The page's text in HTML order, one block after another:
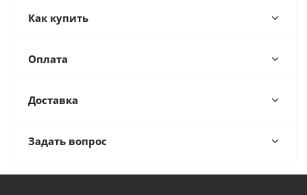
Как купить
Оплата
Доставка
Задать вопрос